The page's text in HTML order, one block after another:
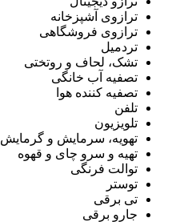
ترازوی آشپزخانه
ترازوی فروشگاهی
تردمیل
تشک، لحاف و روتختی
تصفیه آب خانگی
تصفیه کننده هوا
تلفن
تلویزیون
تهویه، سرمایش و گرمایش
تهیه و سرو چای و قهوه
توالت فرنگی
توستر
تی برقی
جارو برقی